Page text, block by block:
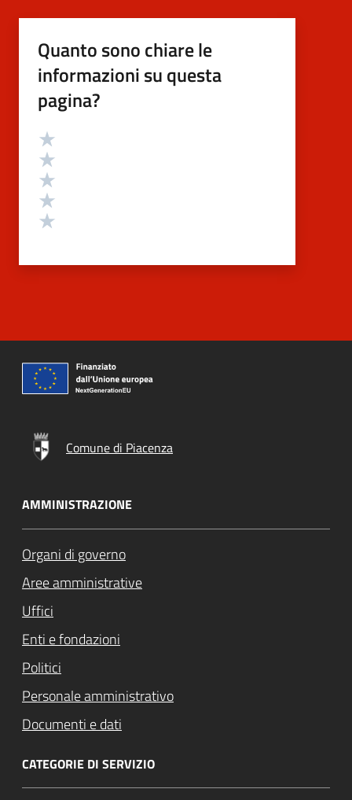
Quanto sono chiare le
informazioni su questa
pagina?
Valutazione
Comune di Piacenza
AMMINISTRAZIONE
Organi di governo
Aree amministrative
Uffici
Enti e fondazioni
Politici
Personale amministrativo
Documenti e dati
CATEGORIE DI SERVIZIO